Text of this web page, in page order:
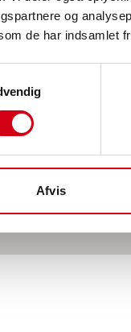
og
de har indsamlet
Afvis